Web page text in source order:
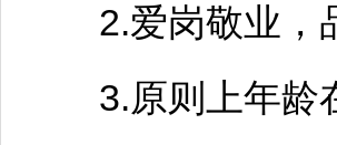
2.爱岗敬业，
3.原则上年龄在